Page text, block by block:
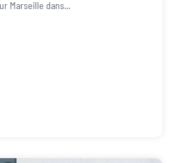
Marseille dans...